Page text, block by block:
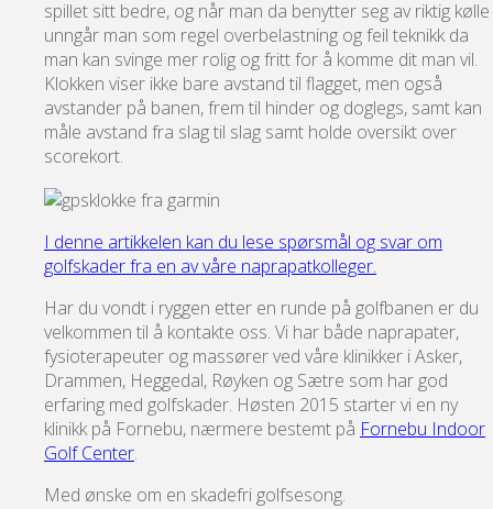
spillet sitt bedre, og når man da benytter seg av riktig kølle
unngår man som regel overbelastning og feil teknikk da
man kan svinge mer rolig og fritt for å komme dit man vil.
Klokken viser ikke bare avstand til flagget, men også
avstander på banen, frem til hinder og doglegs, samt kan
måle avstand fra slag til slag samt holde oversikt over
scorekort.
I denne artikkelen kan du lese spørsmål og svar om
golfskader fra en av våre naprapatkolleger.
Har du vondt i ryggen etter en runde på golfbanen er du
velkommen til å kontakte oss. Vi har både naprapater,
fysioterapeuter og massører ved våre klinikker i Asker,
Drammen, Heggedal, Røyken og Sætre som har god
erfaring med golfskader. Høsten 2015 starter vi en ny
klinikk på Fornebu, nærmere bestemt på Fornebu Indoor
Golf Center.
Med ønske om en skadefri golfsesong.